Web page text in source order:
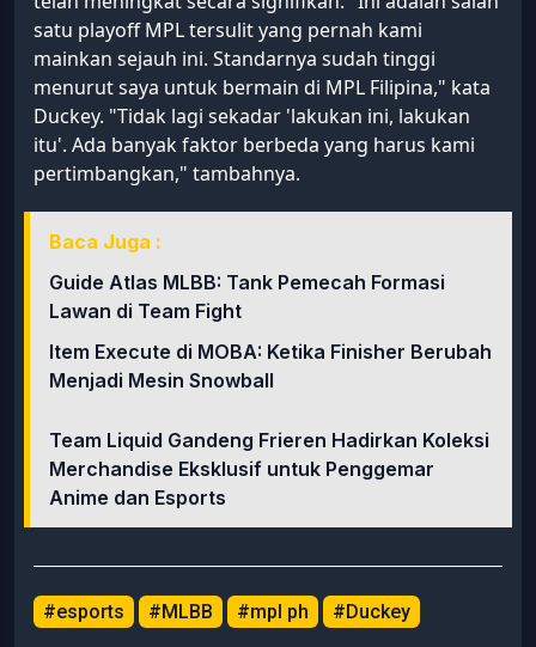
satu playoff MPL tersulit yang pernah kami
mainkan sejauh ini. Standarnya sudah tinggi
menurut saya untuk bermain di MPL Filipina," kata
Duckey. "Tidak lagi sekadar 'lakukan ini, lakukan
itu'. Ada banyak faktor berbeda yang harus kami
pertimbangkan," tambahnya.
Baca Juga :
Guide Atlas MLBB: Tank Pemecah Formasi
Lawan di Team Fight
Item Execute di MOBA: Ketika Finisher Berubah
Menjadi Mesin Snowball
Team Liquid Gandeng Frieren Hadirkan Koleksi
Merchandise Eksklusif untuk Penggemar
Anime dan Esports
#esports #MLBB #mpl ph #Duckey